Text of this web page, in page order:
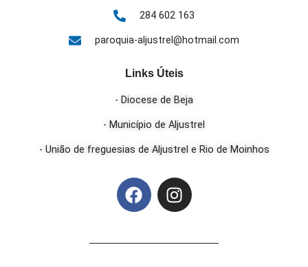
284 602 163
paroquia-aljustrel@hotmail.com
Links Úteis
- Diocese de Beja
- Município de Aljustrel
- União de freguesias de Aljustrel e Rio de Moinhos